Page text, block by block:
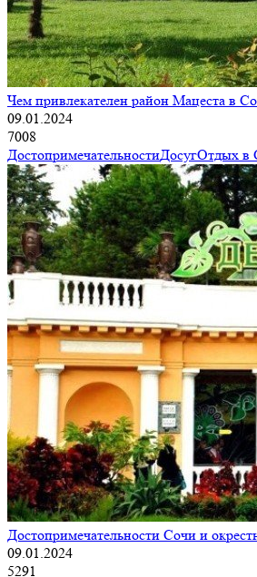
Чем привлекателен район Мацеста в
09.01.2024
7008
ДостопримечательностиДосугОтдых в
Достопримечательности Сочи и
09.01.2024
5291